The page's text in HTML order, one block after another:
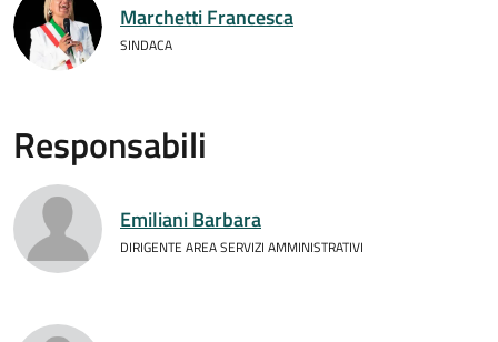
Marchetti Francesca
SINDACA
Responsabili
Emiliani Barbara
DIRIGENTE AREA SERVIZI AMMINISTRATIVI